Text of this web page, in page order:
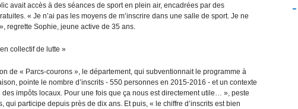
avait accès à des séances de sport en plein air, encadrées par des
« Je n’ai pas les moyens de m’inscrire dans une salle de sport. Je ne
regrette Sophie, jeune active de 35 ans.
collectif de lutte »
de « Parcs-courons », le département, qui subventionnait le programme à
pointe le nombre d’inscrits - 550 personnes en 2015-2016 - et un contexte
impôts locaux. Pour une fois que ça nous est directement utile… », peste
qui participe depuis près de dix ans. Et puis, « le chiffre d’inscrits est bien